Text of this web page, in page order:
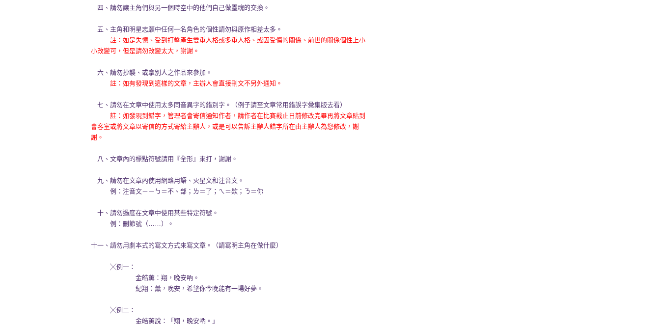
四、請勿讓主角們與另一個時空中的他們自己做靈魂的交換。
五、主角和明星志願中任何一名角色的個性請勿與原作相差太多。
註：如是失憶、受到打擊產生雙重人格或多重人格、或因受傷的關係、前世的關係個性上小
小改變可，但是請勿改變太大，謝謝。
六、請勿抄襲、或拿別人之作品來參加。
註：如有發現到這樣的文章，主辦人會直接刪文不另外通知。
七、請勿在文章中使用太多同音異字的錯別字。（例子請至文章常用錯誤字彙集版去看）
註：如發現到錯字，管理者會寄信通知作者，請作者在比賽截止日前修改完畢再將文章貼到
會客室或將文章以寄信的方式寄給主辦人，或是可以告訴主辦人錯字所在由主辦人為您修改，謝
謝。
八、文章內的標點符號請用『全形』來打，謝謝。
九、請勿在文章內使用網路用語、火星文和注音文。
例：注音文－－ㄅ＝不、部；ㄌ＝了；ㄟ＝欸；ㄋ＝你
十、請勿過度在文章中使用某些特定符號。
例：刪節號（……）。
十一、請勿用劇本式的寫文方式來寫文章。（請寫明主角在做什麼）
╳例一：
金皓薰：翔，晚安吶。
紀翔：薰，晚安，希望你今晚能有一場好夢。
╳例二：
金皓薰說：「翔，晚安吶。」